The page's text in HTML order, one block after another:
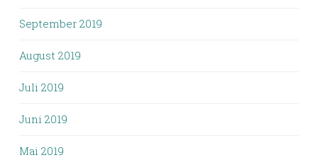
September 2019
August 2019
Juli 2019
Juni 2019
Mai 2019